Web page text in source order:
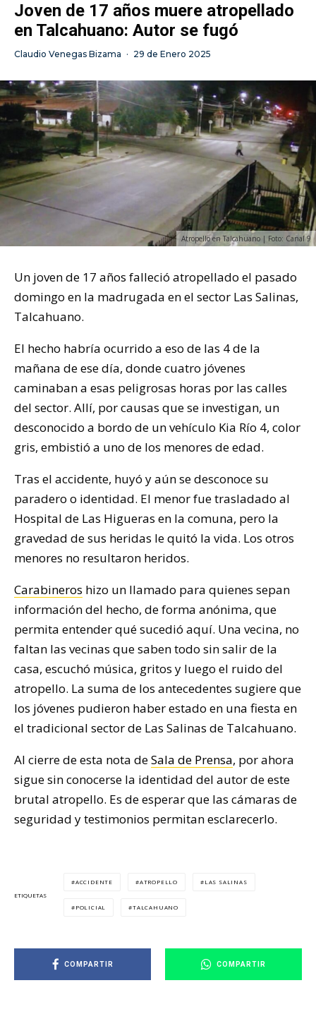
Joven de 17 años muere atropellado
en Talcahuano: Autor se fugó
Claudio Venegas Bizama · 29 de Enero 2025
Atropello en Talcahuano | Foto: Canal 9
Un joven de 17 años falleció atropellado el pasado
domingo en la madrugada en el sector Las Salinas,
Talcahuano.
El hecho habría ocurrido a eso de las 4 de la
mañana de ese día, donde cuatro jóvenes
caminaban a esas peligrosas horas por las calles
del sector. Allí, por causas que se investigan, un
desconocido a bordo de un vehículo Kia Río 4, color
gris, embistió a uno de los menores de edad.
Tras el accidente, huyó y aún se desconoce su
paradero o identidad. El menor fue trasladado al
Hospital de Las Higueras en la comuna, pero la
gravedad de sus heridas le quitó la vida. Los otros
menores no resultaron heridos.
Carabineros hizo un llamado para quienes sepan
información del hecho, de forma anónima, que
permita entender qué sucedió aquí. Una vecina, no
faltan las vecinas que saben todo sin salir de la
casa, escuchó música, gritos y luego el ruido del
atropello. La suma de los antecedentes sugiere que
los jóvenes pudieron haber estado en una fiesta en
el tradicional sector de Las Salinas de Talcahuano.
Al cierre de esta nota deSala de Prensa, por ahora
sigue sin conocerse la identidad del autor de este
brutal atropello. Es de esperar que las cámaras de
seguridad y testimonios permitan esclarecerlo.
ETIQUETAS
ACCIDENTE ATROPELLO LAS SALINAS
POLICIAL TALCAHUANO
COMPARTIR COMPARTIR